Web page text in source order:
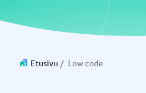
Etusivu / Low code